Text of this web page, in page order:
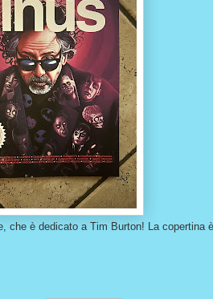
che è dedicato a Tim Burton! La copertina